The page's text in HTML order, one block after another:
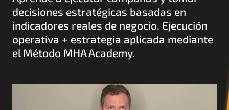
decisiones estratégicas basadas en
indicadores reales de negocio. Ejecución
operativa + estrategia aplicada mediante
el Método MHA Academy.